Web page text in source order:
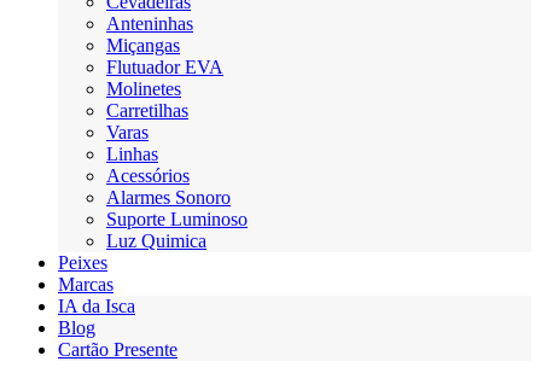
Anteninhas
Miçangas
Flutuador EVA
Molinetes
Carretilhas
Varas
Linhas
Acessórios
Alarmes Sonoro
Suporte Luminoso
Luz Quimica
Peixes
Marcas
IA da Isca
Blog
Cartão Presente